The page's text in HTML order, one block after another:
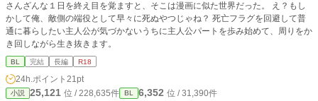
さんざんな１日を終え目を覚ますと、そこは漫画に似た世界だった。 え？もし
かして俺、敵側の端役として早々に死ぬやつじゃね？ 死亡フラグを回避して普
通に暮らしたい主人公が気づかないうちに主人公パートを歩み始めて、周りをか
き回しながら生き抜きます。
BL 完結 長編 R18
24h.ポイント 21pt
小説 25,121 位 / 228,635件 BL 6,352 位 / 31,390件